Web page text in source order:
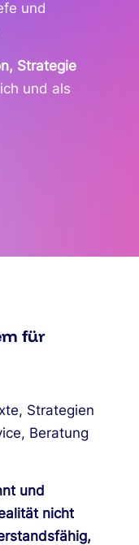
und
Strategie
und als
für
Strategien
Beratung
und
nicht